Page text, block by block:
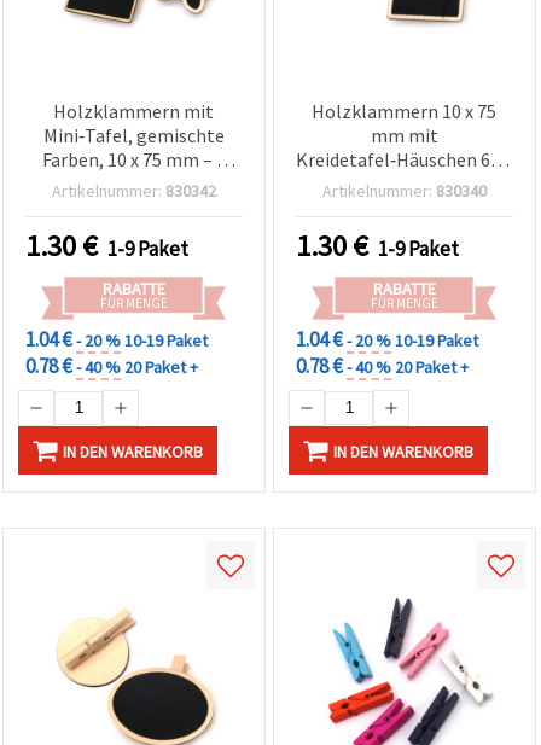
Holzklammern mit
Mini‑Tafel, gemischte
Farben, 10 x 75 mm – 2
Stück
Artikelnummer: 830342
1.30€ 1-9 Paket
RABATTE
FÜR MENGE
1.04 €- 20 %10-19 Paket
0.78 €- 40 % 20 Paket +
IN DEN WARENKORB
Holzklammern 10 x 75
mm mit
Kreidetafel‑Häuschen 65 x
61 mm – 2 Stück
Artikelnummer: 830340
1.30€ 1-9 Paket
RABATTE
FÜR MENGE
1.04 €- 20 %10-19 Paket
0.78 €- 40 % 20 Paket +
IN DEN WARENKORB